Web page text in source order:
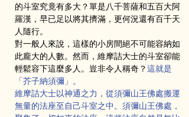
的斗室究竟有多大？單是八千菩薩和五百大阿
羅漢，早已足以將其擠滿，更何況還有百千天
人隨行。
對一般人來說，這樣的小房間絕不可能容納如
此龐大的人數。然而，維摩詰大士的斗室卻能
輕鬆容下這麼多人。豈非令人稱奇？這就是
「芥子納須彌」。
維摩詰大士以神通之力，從須彌山王佛處搬運
無量的法座至自己斗室之中。須彌山王佛處，